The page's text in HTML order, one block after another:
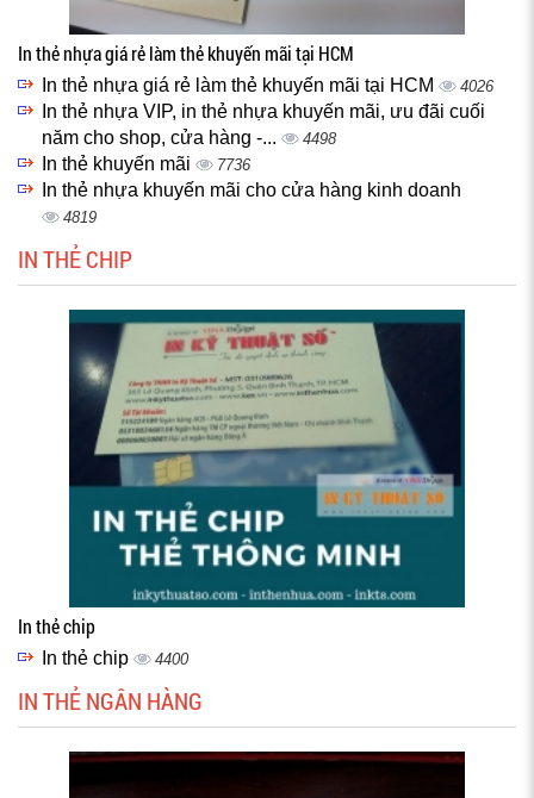
In thẻ nhựa giá rẻ làm thẻ khuyến mãi tại HCM
In thẻ nhựa giá rẻ làm thẻ khuyến mãi tại HCM 4026
In thẻ nhựa VIP, in thẻ nhựa khuyến mãi, ưu đãi cuối
năm cho shop, cửa hàng -...
4498
In thẻ khuyến mãi 7736
In thẻ nhựa khuyến mãi cho cửa hàng kinh doanh
4819
IN THẺ CHIP
In thẻ chip
In thẻ chip 4400
IN THẺ NGÂN HÀNG